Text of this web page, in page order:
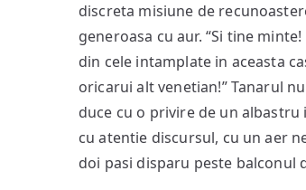
discreta misiune de
generoasa cu aur. “Si tine
din cele intamplate in aceasta
oricarui alt venetian!” Tanarul
duce cu o privire de un albastru
cu atentie discursul, cu un aer
doi pasi disparu peste